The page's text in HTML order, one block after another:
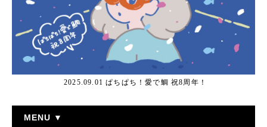
2025.09.01 ぱちぱち！愛で鯛 祝8周年！
MENU ▼